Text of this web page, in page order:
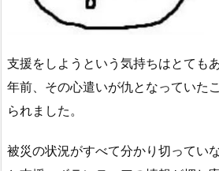
支援をしようという気持ちはとても
年前、その心遣いが仇となっていた
られました。
被災の状況がすべて分かり切ってい